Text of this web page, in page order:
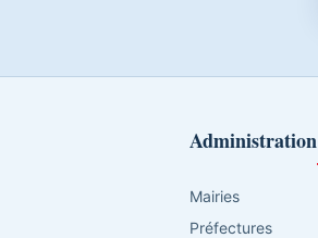
Administration
Mairies
Préfectures